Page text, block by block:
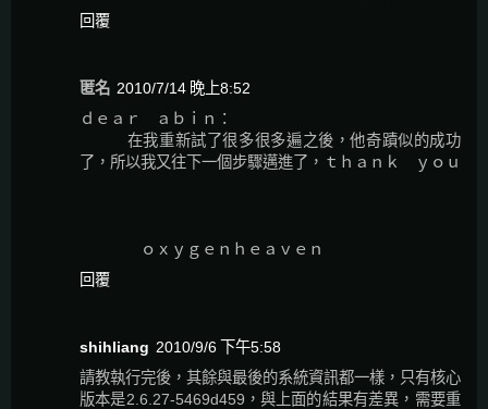
回覆
匿名 2010/7/14 晚上8:52
ｄｅａｒ ａｂｉｎ：
在我重新試了很多很多遍之後，他奇蹟似的成功
了，所以我又往下一個步驟邁進了，ｔｈａｎｋ ｙｏｕ
ｏｘｙｇｅｎｈｅａｖｅｎ
回覆
shihliang 2010/9/6 下午5:58
請教執行完後，其餘與最後的系統資訊都一樣，只有核心
版本是2.6.27-5469d459，與上面的結果有差異，需要重